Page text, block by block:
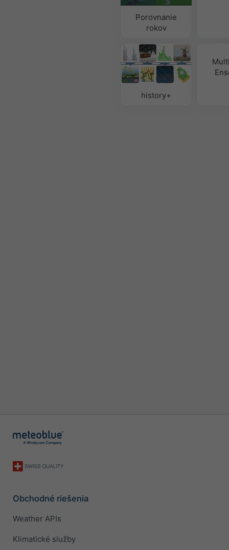
Porovnanie
rokov
history+
Obchodné riešenia
Weather APIs
Klimatické služby